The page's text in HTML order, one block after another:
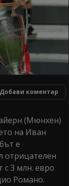
Добави коментар
(Мюнхен)
на Иван
е
отрицателен
с 3 млн. евро
Романо.